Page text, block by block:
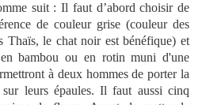
suit : Il faut d’abord choisir de
de couleur grise (couleur des
Thaïs, le chat noir est bénéfique) et
bambou ou en rotin muni d'une
à deux hommes de porter la
sur leurs épaules. Il faut aussi cinq